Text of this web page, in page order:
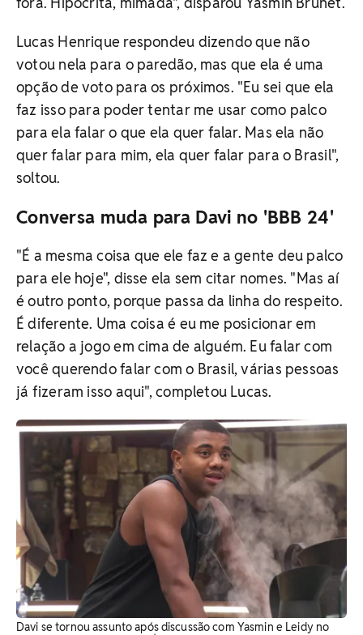
Lucas Henrique respondeu dizendo que não
votou nela para o paredão, mas que ela é uma
opção de voto para os próximos. "Eu sei que ela
faz isso para poder tentar me usar como palco
para ela falar o que ela quer falar. Mas ela não
quer falar para mim, ela quer falar para o Brasil",
soltou.
Conversa muda para Davi no 'BBB 24'
"É a mesma coisa que ele faz e a gente deu palco
para ele hoje", disse ela sem citar nomes. "Mas aí
é outro ponto, porque passa da linha do respeito.
É diferente. Uma coisa é eu me posicionar em
relação a jogo em cima de alguém. Eu falar com
você querendo falar com o Brasil, várias pessoas
já fizeram isso aqui", completou Lucas.
Davi se tornou assunto após discussão com Yasmin e Leidy no